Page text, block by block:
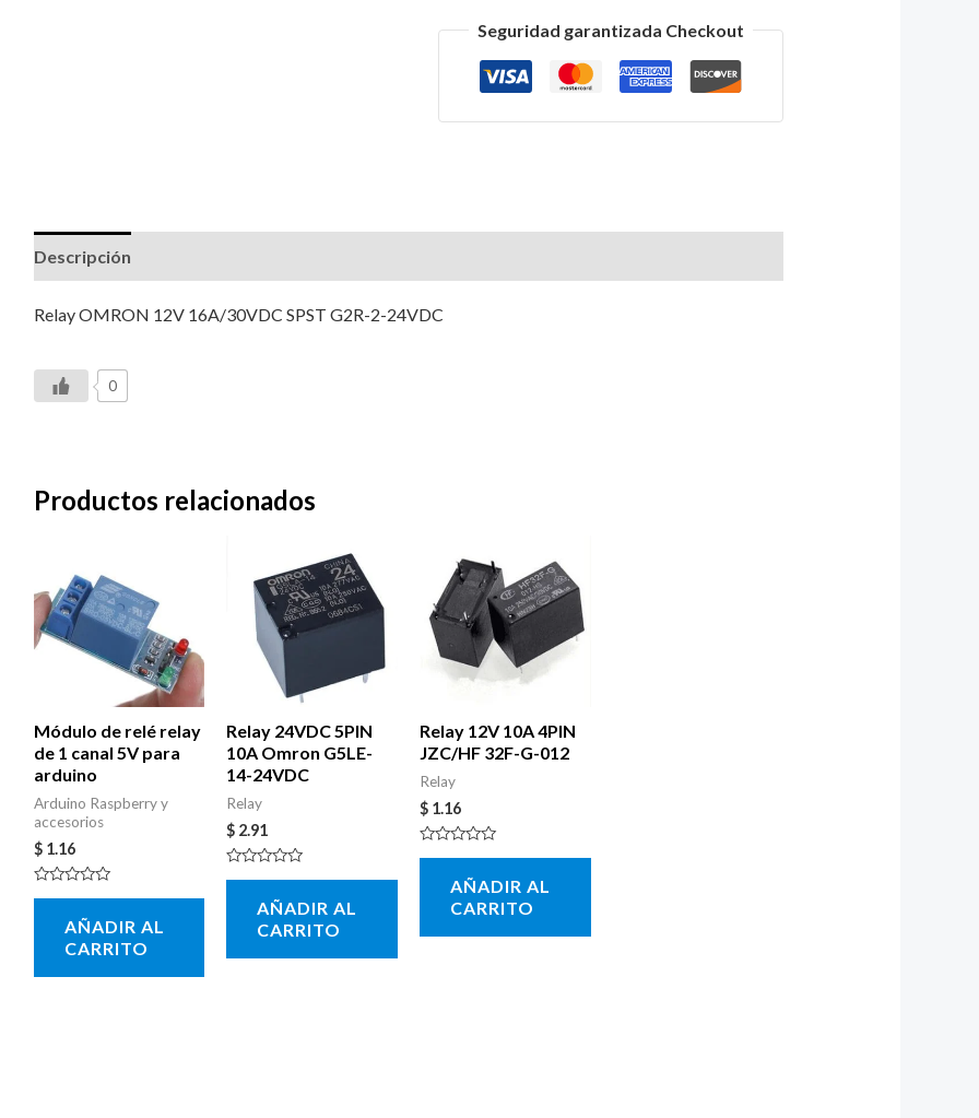
Seguridad garantizada Checkout
Descripción
Relay OMRON 12V 16A/30VDC SPST G2R-2-24VDC
0
Productos relacionados
Módulo de relé relay
de 1 canal 5V para
arduino
Arduino Raspberry y
accesorios
$1.16
Valorado
AÑADIR AL
CARRITO
Relay 24VDC 5PIN
10A Omron G5LE-
14-24VDC
Relay
$ 2.91
Valorado
AÑADIR AL
CARRITO
Relay 12V 10A 4PIN
JZC/HF 32F-G-012
Relay
$ 1.16
Valorado
AÑADIR AL
CARRITO